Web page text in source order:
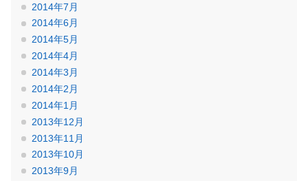
2014年7月
2014年6月
2014年5月
2014年4月
2014年3月
2014年2月
2014年1月
2013年12月
2013年11月
2013年10月
2013年9月